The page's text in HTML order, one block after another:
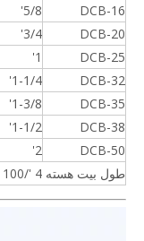
DCB-16
5/8'
DCB-20
3/4'
DCB-25
1'
DCB-32
1-1/4'
DCB-35
1-3/8'
DCB-38
1-1/2'
DCB-50
2'
طول بیت هسته 4 '/100 میلی متر با آداپتور M14 یا 5/8' -11